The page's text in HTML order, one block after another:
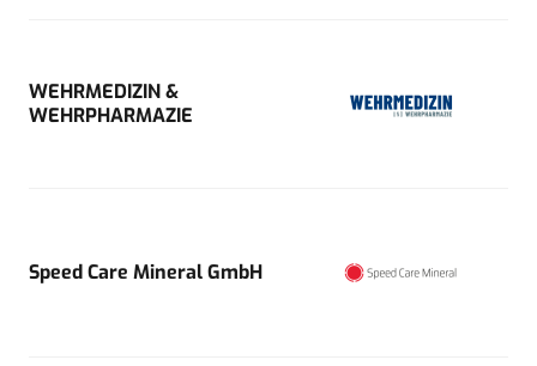
WEHRMEDIZIN &
WEHRPHARMAZIE
Speed Care Mineral GmbH